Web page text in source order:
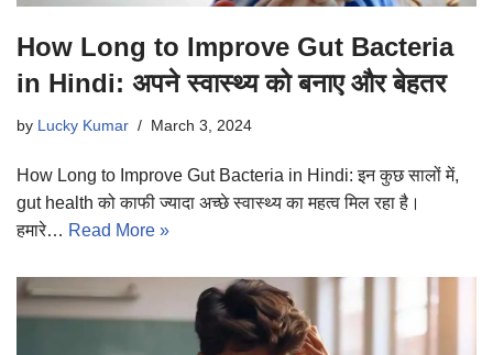
How Long to Improve Gut Bacteria
in Hindi: अपने स्वास्थ्य को बनाए और बेहतर
by Lucky Kumar March 3, 2024
How Long to Improve Gut Bacteria in Hindi: इन कुछ सालों में,
gut health को काफी ज्यादा अच्छे स्वास्थ्य का महत्व मिल रहा है।
हमारे… Read More »